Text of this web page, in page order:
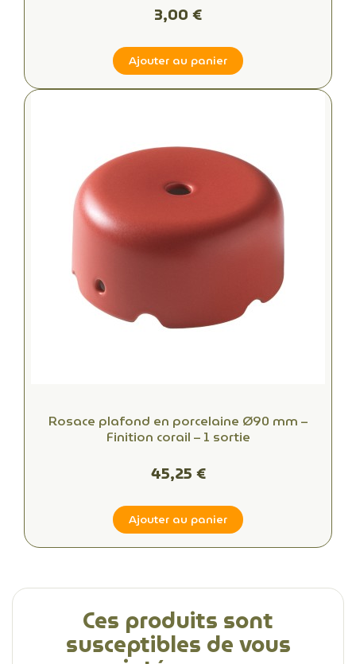
3,00 €
Ajouter au panier
Rosace plafond en porcelaine Ø90 mm –
Finition corail – 1 sortie
45,25 €
Ajouter au panier
Ces produits sont
susceptibles de vous